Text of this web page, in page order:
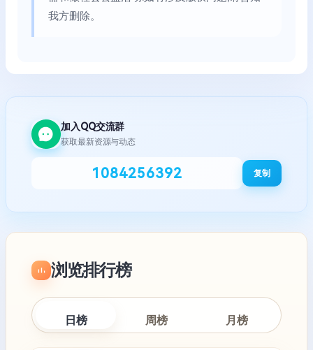
我方删除。
加入QQ交流群
获取最新资源与动态
1084256392 复制
浏览排行榜
日榜 周榜 月榜